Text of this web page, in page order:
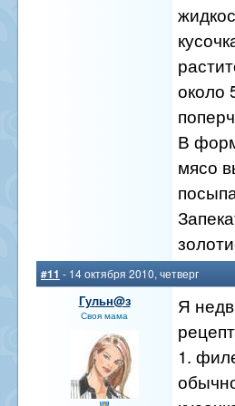
около
В
мясо
#11 - 14 октября 2010, четверг
Гульн@з
Своя мама
Я
1.